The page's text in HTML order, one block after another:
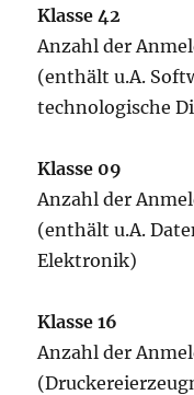
Klasse 42
Anzahl der
(enthält u.A.
technologische
Klasse 09
Anzahl der
(enthält u.A.
Elektronik)
Klasse 16
Anzahl der